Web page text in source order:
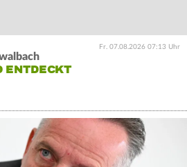
Fr. 07.08.2026 07:13 Uhr
ENTDECKT